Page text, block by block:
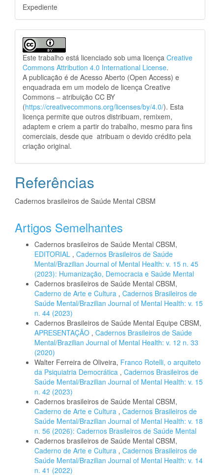
Expediente
Este trabalho está licenciado sob uma licença Creative
Commons Attribution 4.0 International License.
A publicação é de Acesso Aberto (Open Access) e
enquadrada em um modelo de licença Creative
Commons – atribuição CC BY
(https://creativecommons.org/licenses/by/4.0/). Esta
licença permite que outros distribuam, remixem,
adaptem e criem a partir do trabalho, mesmo para fins
comerciais, desde que atribuam o devido crédito pela
criação original.
Referências
Cadernos brasileiros de Saúde Mental CBSM
Artigos Semelhantes
Cadernos brasileiros de Saúde Mental CBSM,
EDITORIAL , Cadernos Brasileiros de Saúde
Mental/Brazilian Journal of Mental Health: v. 15 n. 45
(2023): Humanização, Democracia e Saúde Mental
Cadernos brasileiros de Saúde Mental CBSM,
Caderno de Arte e Cultura , Cadernos Brasileiros de
Saúde Mental/Brazilian Journal of Mental Health: v. 15
n. 44 (2023)
Cadernos Brasileiros de Saúde Mental Equipe CBSM,
APRESENTAÇÃO , Cadernos Brasileiros de Saúde
Mental/Brazilian Journal of Mental Health: v. 12 n. 33
(2020)
Walter Ferreira de Oliveira, Franco Rotelli, o arquiteto
da Psiquiatria Democrática , Cadernos Brasileiros de
Saúde Mental/Brazilian Journal of Mental Health: v. 15
n. 42 (2023)
Cadernos brasileiros de Saúde Mental CBSM,
Caderno de Arte e Cultura , Cadernos Brasileiros de
Saúde Mental/Brazilian Journal of Mental Health: v. 18
n. 56 (2026): Cadernos Brasileiros de Saúde Mental
Cadernos brasileiros de Saúde Mental CBSM,
Caderno de Arte e Cultura , Cadernos Brasileiros de
Saúde Mental/Brazilian Journal of Mental Health: v. 14
n. 41 (2022)